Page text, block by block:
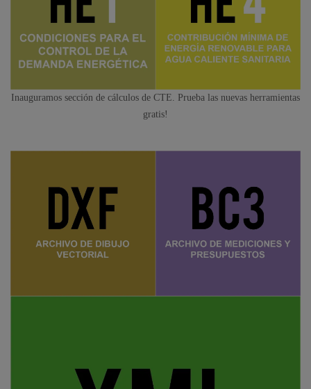
Inauguramos sección de cálculos de CTE. Prueba las nuevas herramientas
gratis!